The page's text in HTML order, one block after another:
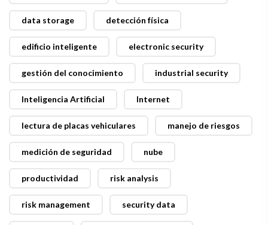
data storage detección física
edificio inteligente electronic security
gestión del conocimiento industrial security
Inteligencia Artificial Internet
lectura de placas vehiculares manejo de riesgos
medición de seguridad nube
productividad risk analysis
risk management security data